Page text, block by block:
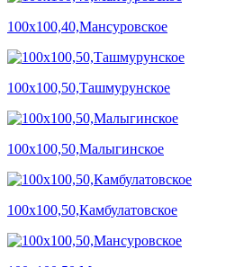
100х100,40,Мансуровское
100х100,50,Ташмурунское
100х100,50,Малыгинское
100х100,50,Камбулатовское